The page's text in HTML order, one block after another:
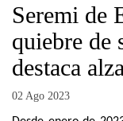
Seremi de
quiebre de
destaca
02 Ago 2023